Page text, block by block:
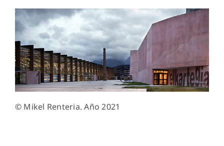
© Mikel Renteria. Año 2021